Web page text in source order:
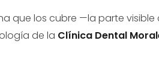
que los cubre —la parte
de la Clínica Dental